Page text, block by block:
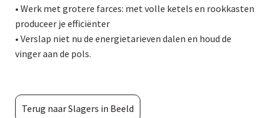
• Werk met grotere farces: met volle ketels en rookkasten
produceer je efficiënter
• Verslap niet nu de energietarieven dalen en houd de
vinger aan de pols.
Terug naar Slagers in Beeld